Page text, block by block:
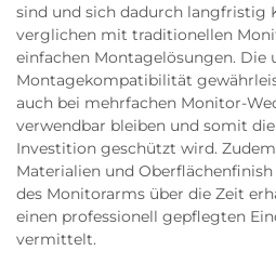
sind und sich dadurch langfristig
verglichen mit traditionellen
einfachen Montagelösungen. Die
Montagekompatibilität
auch bei mehrfachen Monitor-
verwendbar bleiben und somit
Investition geschützt wird.
Materialien und
des Monitorarms über die Zeit
einen professionell gepflegten
vermittelt.